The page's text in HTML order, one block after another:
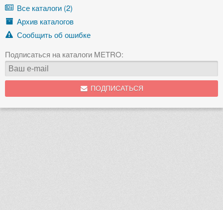
Все каталоги (2)
Архив каталогов
Сообщить об ошибке
Подписаться на каталоги METRO:
ПОДПИСАТЬСЯ